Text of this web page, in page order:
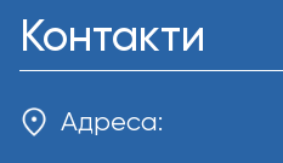
Контакти
Адреса: